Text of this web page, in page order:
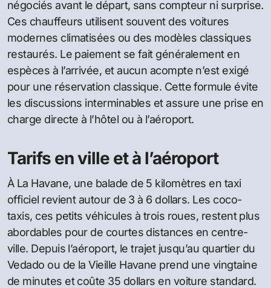
négociés avant le départ, sans compteur ni surprise.
Ces chauffeurs utilisent souvent des voitures
modernes climatisées ou des modèles classiques
restaurés. Le paiement se fait généralement en
espèces à l’arrivée, et aucun acompte n’est exigé
pour une réservation classique. Cette formule évite
les discussions interminables et assure une prise en
charge directe à l’hôtel ou à l’aéroport.
Tarifs en ville et à l’aéroport
À La Havane, une balade de 5 kilomètres en taxi
officiel revient autour de 3 à 6 dollars. Les coco-
taxis, ces petits véhicules à trois roues, restent plus
abordables pour de courtes distances en centre-
ville. Depuis l’aéroport, le trajet jusqu’au quartier du
Vedado ou de la Vieille Havane prend une vingtaine
de minutes et coûte 35 dollars en voiture standard.